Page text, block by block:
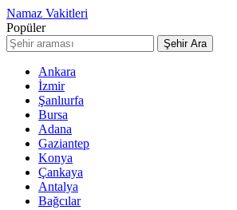
Namaz Vakitleri
Popüler
Şehir Ara
Ankara
İzmir
Şanlıurfa
Bursa
Adana
Gaziantep
Konya
Çankaya
Antalya
Bağcılar